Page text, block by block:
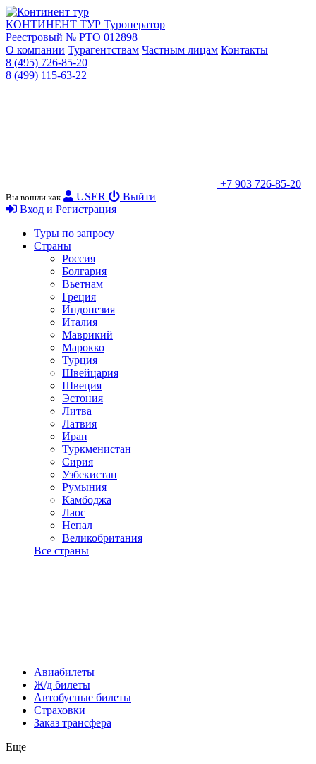
КОНТИНЕНТ ТУР Туроператор
Реестровый № РТО 012898
О компании Турагентствам Частным лицам Контакты
8 (495) 726-85-20
8 (499) 115-63-22
+7 903 726-85-20
Вы вошли как USER
Выйти
Вход и Регистрация
Туры по запросу
Страны
Россия
Болгария
Вьетнам
Греция
Индонезия
Италия
Маврикий
Марокко
Турция
Швейцария
Швеция
Эстония
Литва
Латвия
Иран
Туркменистан
Сирия
Узбекистан
Румыния
Камбоджа
Лаос
Непал
Великобритания
Все страны
Авиабилеты
Ж/д билеты
Автобусные билеты
Страховки
Заказ трансфера
Еще